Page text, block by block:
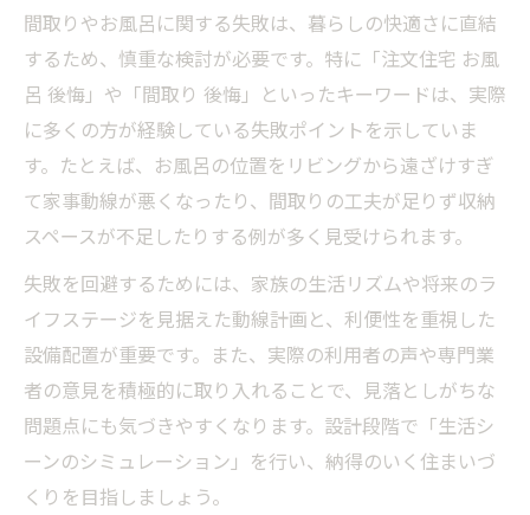
間取りやお風呂に関する失敗は、暮らしの快適さに直結
するため、慎重な検討が必要です。特に「注文住宅 お風
呂 後悔」や「間取り 後悔」といったキーワードは、実際
に多くの方が経験している失敗ポイントを示していま
す。たとえば、お風呂の位置をリビングから遠ざけすぎ
て家事動線が悪くなったり、間取りの工夫が足りず収納
スペースが不足したりする例が多く見受けられます。
失敗を回避するためには、家族の生活リズムや将来のラ
イフステージを見据えた動線計画と、利便性を重視した
設備配置が重要です。また、実際の利用者の声や専門業
者の意見を積極的に取り入れることで、見落としがちな
問題点にも気づきやすくなります。設計段階で「生活シ
ーンのシミュレーション」を行い、納得のいく住まいづ
くりを目指しましょう。